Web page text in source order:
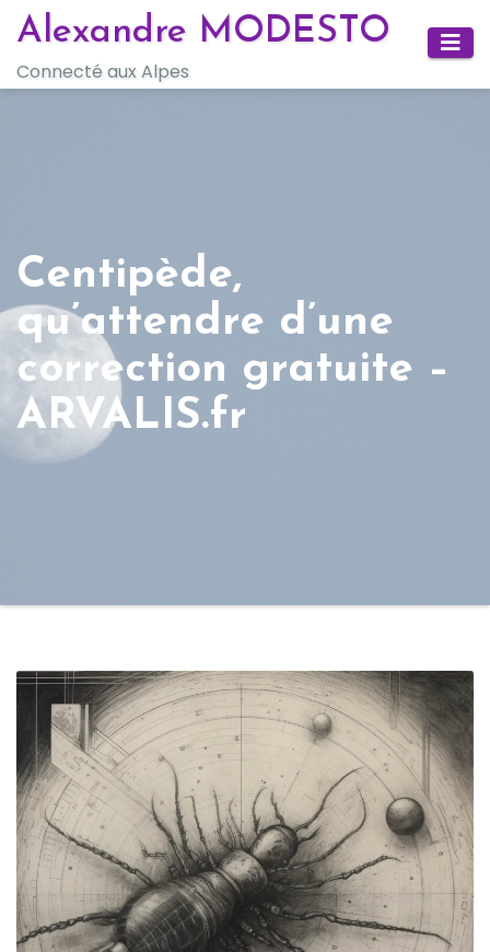
Skip
content
Alexandre MODESTO
Connecté aux Alpes
Centipède,
qu’attendre d’une
correction gratuite –
ARVALIS.fr